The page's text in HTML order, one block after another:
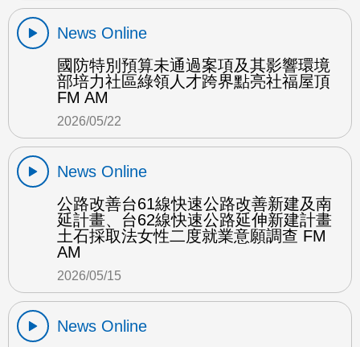
News Online
國防特別預算未通過案項及其影響環境
部培力社區綠領人才跨界點亮社福屋頂
FM AM
2026/05/22
News Online
公路改善台61線快速公路改善新建及南
延計畫、台62線快速公路延伸新建計畫
土石採取法女性二度就業意願調查 FM
AM
2026/05/15
News Online